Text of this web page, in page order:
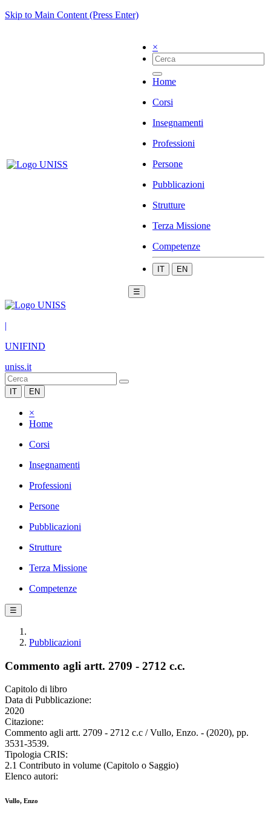
Skip to Main Content (Press Enter)
×
Home
Corsi
Insegnamenti
Professioni
Persone
Pubblicazioni
Strutture
Terza Missione
Competenze
IT EN
☰
|
UNIFIND
uniss.it
IT EN
×
Home
Corsi
Insegnamenti
Professioni
Persone
Pubblicazioni
Strutture
Terza Missione
Competenze
☰
Pubblicazioni
Commento agli artt. 2709 - 2712 c.c.
Capitolo di libro
Data di Pubblicazione:
2020
Citazione:
Commento agli artt. 2709 - 2712 c.c / Vullo, Enzo. - (2020), pp.
3531-3539.
Tipologia CRIS:
2.1 Contributo in volume (Capitolo o Saggio)
Elenco autori:
Vullo, Enzo